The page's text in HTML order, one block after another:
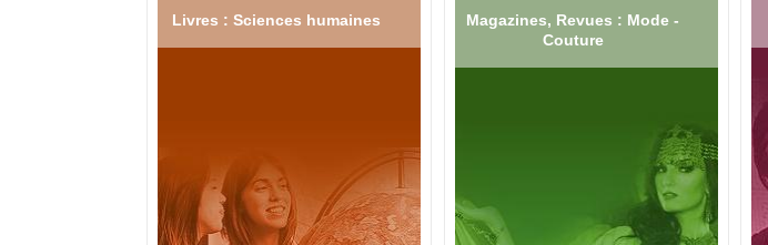
Livres : Sciences humaines
Magazines, Revues : Mode -
Couture